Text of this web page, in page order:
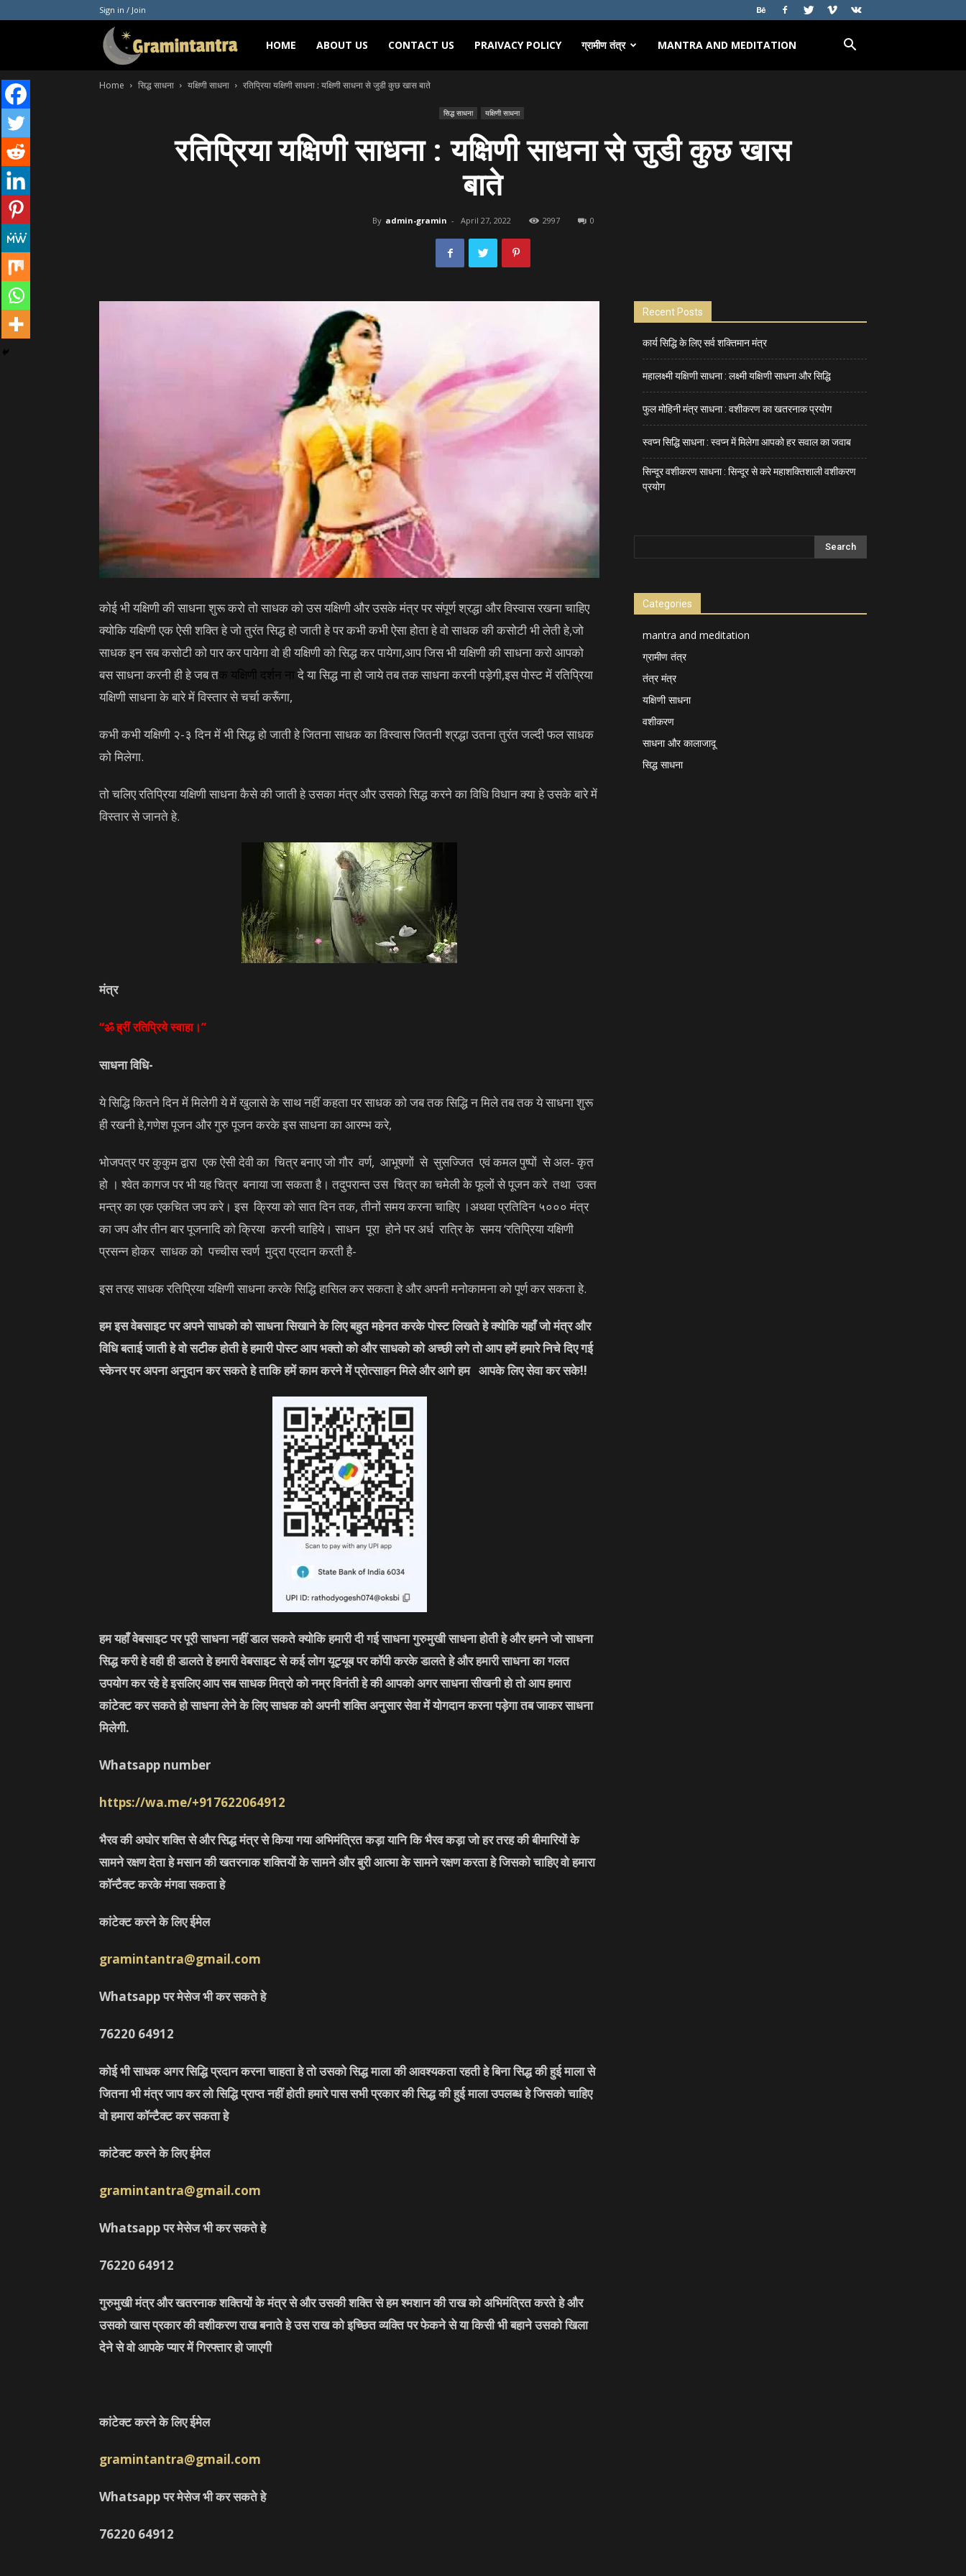
Sign in / Join
Gramintantra
HOME ABOUT US CONTACT US PRAIVACY POLICY ग्रामीण तंत्र MANTRA AND MEDITATION
Home सिद्ध साधना यक्षिणी साधना रतिप्रिया यक्षिणी साधना : यक्षिणी साधना से जुडी कुछ खास बाते
सिद्ध साधना यक्षिणी साधना
रतिप्रिया यक्षिणी साधना : यक्षिणी साधना से जुडी कुछ खास
बाते
By admin-gramin - April 27, 2022 2997 0
कोई भी यक्षिणी की साधना शुरू करो तो साधक को उस यक्षिणी और उसके मंत्र पर संपूर्ण श्रद्धा और विस्वास रखना चाहिए
क्योकि यक्षिणी एक ऐसी शक्ति हे जो तुरंत सिद्ध हो जाती हे पर कभी कभी ऐसा होता हे वो साधक की कसोटी भी लेती हे,जो
साधक इन सब कसोटी को पार कर पायेगा वो ही यक्षिणी को सिद्ध कर पायेगा,आप जिस भी यक्षिणी की साधना करो आपको
बस साधना करनी ही हे जब तक यक्षिणी दर्शन नादे या सिद्ध ना हो जाये तब तक साधना करनी पड़ेगी,इस पोस्ट में रतिप्रिया
यक्षिणी साधना के बारे में विस्तार से चर्चा करूँगा,
कभी कभी यक्षिणी २-३ दिन में भी सिद्ध हो जाती हे जितना साधक का विस्वास जितनी श्रद्धा उतना तुरंत जल्दी फल साधक
को मिलेगा.
तो चलिए रतिप्रिया यक्षिणी साधना कैसे की जाती हे उसका मंत्र और उसको सिद्ध करने का विधि विधान क्या हे उसके बारे में
विस्तार से जानते हे.
मंत्र
“ॐ ह्रीं रतिप्रिये स्वाहा।”
साधना विधि-
ये सिद्धि कितने दिन में मिलेगी ये में खुलासे के साथ नहीं कहता पर साधक को जब तक सिद्धि न मिले तब तक ये साधना शुरू
ही रखनी हे,गणेश पूजन और गुरु पूजन करके इस साधना का आरम्भ करे,
भोजपत्र पर कुकुम द्वारा एक ऐसी देवी का चित्र बनाए जो गौर वर्ण, आभूषणों से सुसज्जित एवं कमल पुष्पों से अल- कृत
हो । श्वेत कागज पर भी यह चित्र बनाया जा सकता है। तदुपरान्त उस चित्र का चमेली के फूलों से पूजन करे तथा उक्त
मन्त्र का एक एकचित जप करे। इस क्रिया को सात दिन तक, तीनों समय करना चाहिए ।अथवा प्रतिदिन ५००० मंत्र
का जप और तीन बार पूजनादि को क्रिया करनी चाहिये। साधन पूरा होने पर अर्ध रात्रि के समय ‘रतिप्रिया यक्षिणी
प्रसन्न होकर साधक को पच्चीस स्वर्ण मुद्रा प्रदान करती है-
इस तरह साधक रतिप्रिया यक्षिणी साधना करके सिद्धि हासिल कर सकता हे और अपनी मनोकामना को पूर्ण कर सकता हे.
हम इस वेबसाइट पर अपने साधको को साधना सिखाने के लिए बहुत महेनत करके पोस्ट लिखते हे क्योकि यहाँ जो मंत्र और
विधि बताई जाती हे वो सटीक होती हे हमारी पोस्ट आप भक्तो को और साधको को अच्छी लगे तो आप हमें हमारे निचे दिए गई
स्केनर पर अपना अनुदान कर सकते हे ताकि हमें काम करने में प्रोत्साहन मिले और आगे हम आपके लिए सेवा कर सके!!
हम यहाँ वेबसाइट पर पूरी साधना नहीं डाल सकते क्योकि हमारी दी गई साधना गुरुमुखी साधना होती हे और हमने जो साधना
सिद्ध करी हे वही ही डालते हे हमारी वेबसाइट से कई लोग यूट्यूब पर कॉपी करके डालते हे और हमारी साधना का गलत
उपयोग कर रहे हे इसलिए आप सब साधक मित्रो को नम्र विनंती हे की आपको अगर साधना सीखनी हो तो आप हमारा
कांटेक्ट कर सकते हो साधना लेने के लिए साधक को अपनी शक्ति अनुसार सेवा में योगदान करना पड़ेगा तब जाकर साधना
मिलेगी.
Whatsapp number
https://wa.me/+917622064912
भैरव की अघोर शक्ति से और सिद्ध मंत्र से किया गया अभिमंत्रित कड़ा यानि कि भैरव कड़ा जो हर तरह की बीमारियों के
सामने रक्षण देता हे मसान की खतरनाक शक्तियों के सामने और बुरी आत्मा के सामने रक्षण करता हे जिसको चाहिए वो हमारा
कॉन्टैक्ट करके मंगवा सकता हे
कांटेक्ट करने के लिए ईमेल
gramintantra@gmail.com
Whatsapp पर मेसेज भी कर सकते हे
76220 64912
कोई भी साधक अगर सिद्धि प्रदान करना चाहता हे तो उसको सिद्ध माला की आवश्यकता रहती हे बिना सिद्ध की हुई माला से
जितना भी मंत्र जाप कर लो सिद्धि प्राप्त नहीं होती हमारे पास सभी प्रकार की सिद्ध की हुई माला उपलब्ध हे जिसको चाहिए
वो हमारा कॉन्टैक्ट कर सकता हे
कांटेक्ट करने के लिए ईमेल
gramintantra@gmail.com
Whatsapp पर मेसेज भी कर सकते हे
76220 64912
गुरुमुखी मंत्र और खतरनाक शक्तियों के मंत्र से और उसकी शक्ति से हम श्मशान की राख को अभिमंत्रित करते हे और
उसको खास प्रकार की वशीकरण राख बनाते हे उस राख को इच्छित व्यक्ति पर फेकने से या किसी भी बहाने उसको खिला
देने से वो आपके प्यार में गिरफ्तार हो जाएगी
कांटेक्ट करने के लिए ईमेल
gramintantra@gmail.com
Whatsapp पर मेसेज भी कर सकते हे
76220 64912
Recent Posts
कार्य सिद्धि के लिए सर्व शक्तिमान मंत्र
महालक्ष्मी यक्षिणी साधना : लक्ष्मी यक्षिणी साधना और सिद्धि
फुल मोहिनी मंत्र साधना : वशीकरण का खतरनाक प्रयोग
स्वप्न सिद्धि साधना : स्वप्न में मिलेगा आपको हर सवाल का जवाब
सिन्दूर वशीकरण साधना : सिन्दूर से करे महाशक्तिशाली वशीकरण
प्रयोग
Categories
mantra and meditation
ग्रामीण तंत्र
तंत्र मंत्र
यक्षिणी साधना
वशीकरण
साधना और कालाजादू
सिद्ध साधना